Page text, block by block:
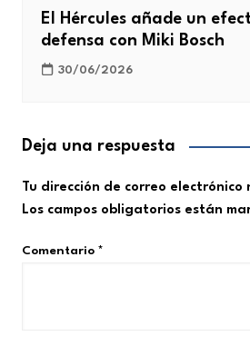
El Hércules añade un
defensa con Miki Bosch
30/06/2026
Deja una respuesta
Tu dirección de correo
Los campos obligatorios están
Comentario *